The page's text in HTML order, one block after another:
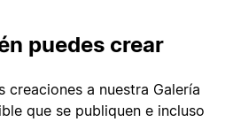
puedes crear
creaciones a nuestra Galería
que se publiquen e incluso